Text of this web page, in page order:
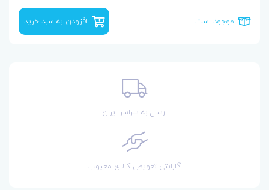
موجود است افزودن به سبد خرید
ارسال به سراسر ایران
گارانتی تعویض کالای معیوب